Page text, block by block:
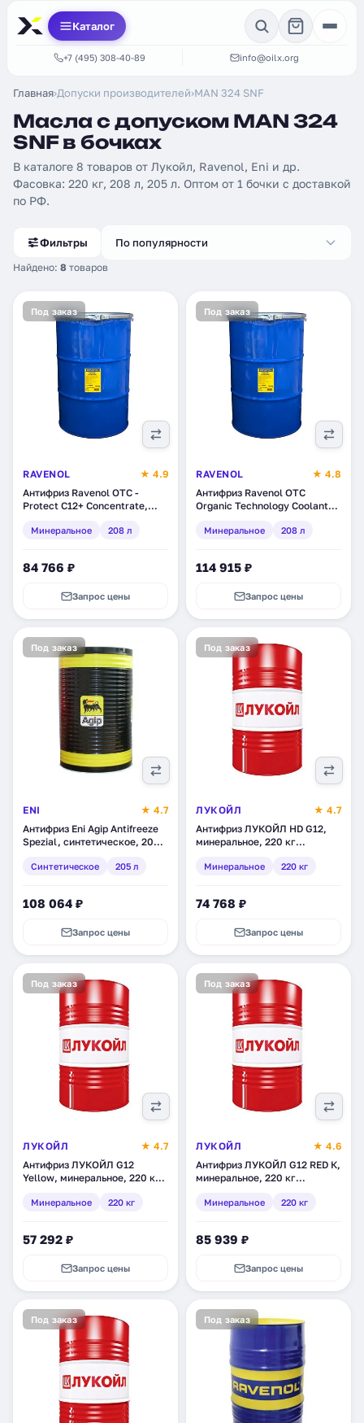
Каталог
+7 (495) 308-40-89 info@oilx.org
Главная›Допуски производителей›MAN 324 SNF
Масла с допуском MAN 324
SNF в бочках
В каталоге 8 товаров от Лукойл, Ravenol, Eni и др.
Фасовка: 220 кг, 208 л, 205 л. Оптом от 1 бочки с доставкой
по РФ.
Фильтры
Найдено: 8 товаров
По популярности
Под заказ
RAVENOL
★ 4.9
Антифриз Ravenol OTC -
Protect C12+ Concentrate,
208)
Минеральное 208 л
84 766 ₽
Запрос цены
Под заказ
RAVENOL
★ 4.8
Антифриз Ravenol OTC
Organic Technology Coolant
208 л (1410112-208)
Минеральное 208 л
114 915 ₽
Запрос цены
Под заказ
ENI
★ 4.7
Антифриз Eni Agip Antifreeze
Spezial, синтетическое, 205 л
Синтетическое 205 л
108 064 ₽
Запрос цены
Под заказ
ЛУКОЙЛ
★ 4.7
Антифриз ЛУКОЙЛ HD G12,
минеральное, 220 кг
Минеральное 220 кг
74 768 ₽
Запрос цены
Под заказ
ЛУКОЙЛ
★ 4.7
Антифриз ЛУКОЙЛ G12
Yellow, минеральное, 220 кг
Минеральное 220 кг
57 292 ₽
Запрос цены
Под заказ
ЛУКОЙЛ
★ 4.6
Антифриз ЛУКОЙЛ G12 RED К,
минеральное, 220 кг
Минеральное 220 кг
85 939 ₽
Запрос цены
Под заказ Под заказ